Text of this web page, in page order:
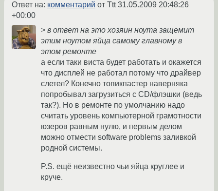
Ответ на: комментарий от Ttt31.05.2009 20:48:26
+00:00
> в ответ на это хозяин ноута защемит
этим ноутом яйца самому главному в
этом ремонте
а если таки виста будет работать и окажется
что дисплей не работал потому что драйвер
слетел? Конечно топикпастер наверняка
попробывал загрузиться с CD/флэшки (ведь
так?). Но в ремонте по умолчанию надо
считать уровень компьютерной грамотности
юзеров равным нулю, и первым делом
можно отмести software problems заливкой
родной системы.
P.S. ещё неизвестно чьи яйца круглее и
круче.